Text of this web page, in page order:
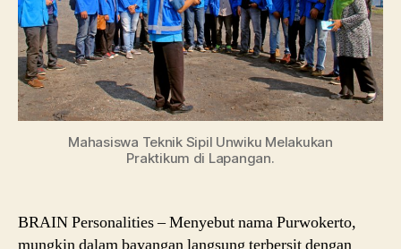
Mahasiswa Teknik Sipil Unwiku Melakukan
Praktikum di Lapangan.
BRAIN Personalities – Menyebut nama Purwokerto,